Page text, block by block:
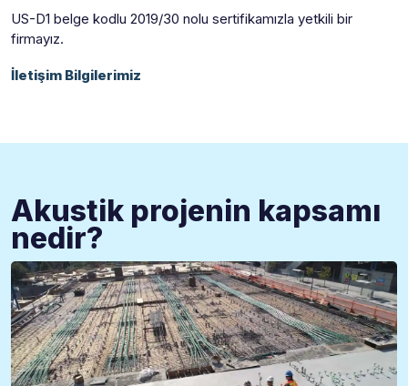
US-D1 belge kodlu 2019/30 nolu sertifikamızla yetkili bir
firmayız.
İletişim Bilgilerimiz
Akustik projenin kapsamı
nedir?